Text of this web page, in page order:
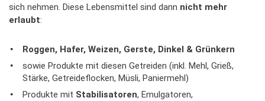
sich nehmen. Diese Lebensmittel sind dann nicht mehr
erlaubt:
Roggen, Hafer, Weizen, Gerste, Dinkel & Grünkern
sowie Produkte mit diesen Getreiden (inkl. Mehl, Grieß,
Stärke, Getreideflocken, Müsli, Paniermehl)
Produkte mit Stabilisatoren, Emulgatoren,